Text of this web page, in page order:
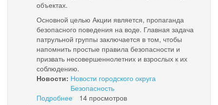
объектах.
Основной целью Акции является, пропаганда
безопасного поведения на воде. Главная задача
патрульной группы заключается в том, чтобы
напомнить простые правила безопасности и
призвать несовершеннолетних и взрослых к их
соблюдению.
Новости: Новости городского округа
Безопасность
Подробнее
14 просмотров